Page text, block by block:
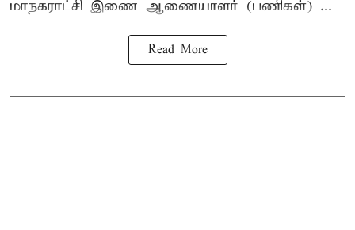
மாநகராட்சி இணை ஆணையாளர் (பணிகள்) ...
Read More